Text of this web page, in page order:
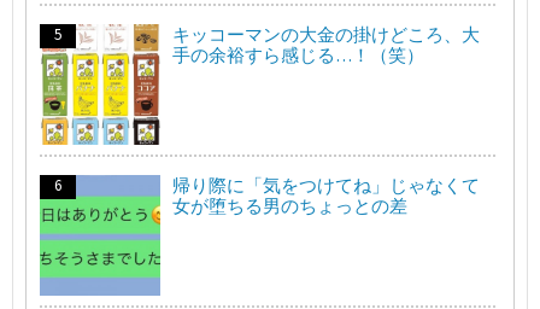
キッコーマンの大金の掛けどころ、大
手の余裕すら感じる…！（笑）
帰り際に「気をつけてね」じゃなくて
女が堕ちる男のちょっとの差